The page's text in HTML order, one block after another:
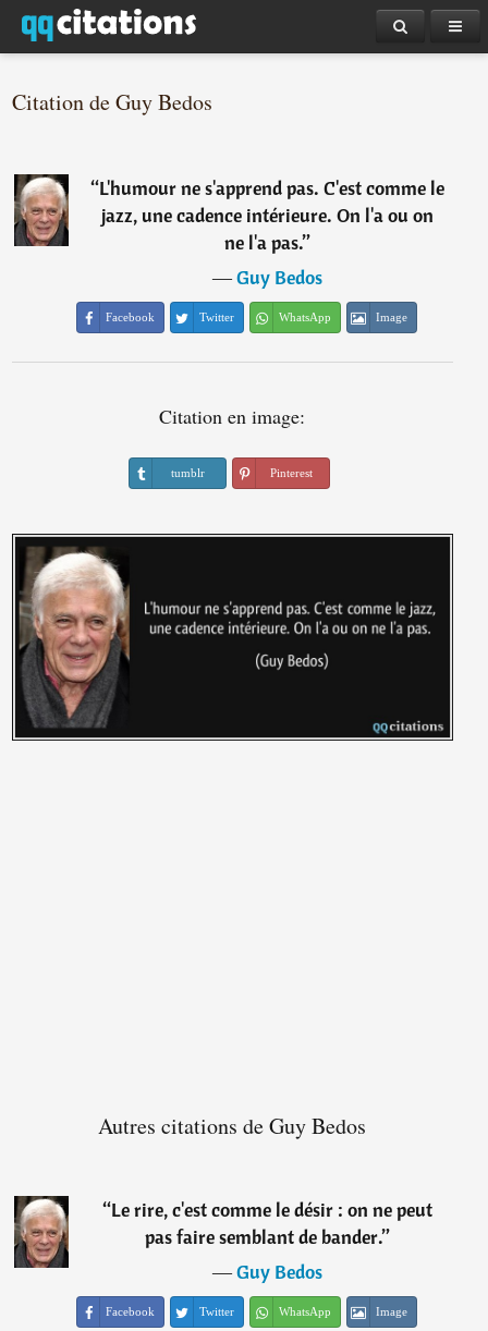
Citation de Guy Bedos
“L'humour ne s'apprend pas. C'est comme le
jazz, une cadence intérieure. On l'a ou on
ne l'a pas.”
―Guy Bedos
Facebook Twitter WhatsApp Image
Citation en image:
tumblr Pinterest
Autres citations de Guy Bedos
“Le rire, c'est comme le désir : on ne peut
pas faire semblant de bander.”
―Guy Bedos
Facebook Twitter WhatsApp Image